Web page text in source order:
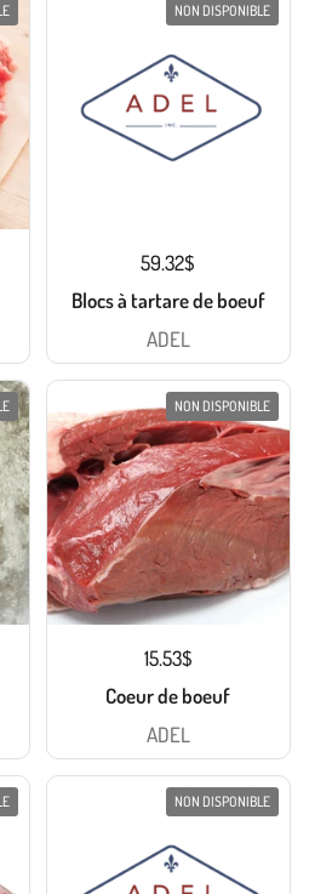
59.32$
Blocs à tartare de boeuf
ADEL
NON DISPONIBLE
15.53$
Coeur de boeuf
ADEL
NON DISPONIBLE
NON DISPONIBLE